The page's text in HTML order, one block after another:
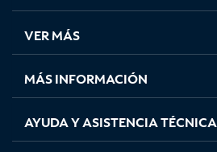
en
pestaña
nueva
en
pestaña
nueva
en
pestaña
nueva
en
nueva
VER MÁS
MÁS INFORMACIÓN
AYUDA Y ASISTENCIA TÉCNICA